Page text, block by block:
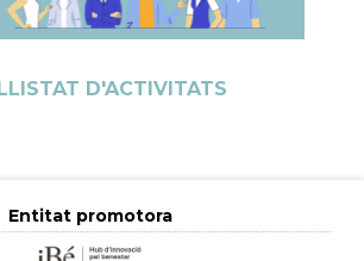
D'ACTIVITATS
Entitat promotora